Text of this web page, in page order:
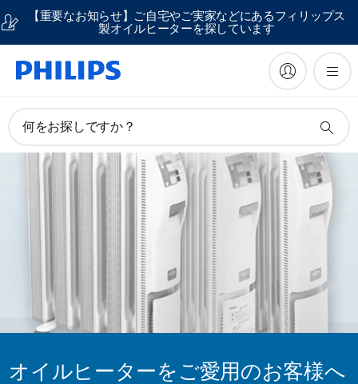
【重要なお知らせ】ご自宅やご実家などにあるフィリップス
製オイルヒーターを探しています
何をお探しですか？
オイルヒーターをご愛用のお客様へ